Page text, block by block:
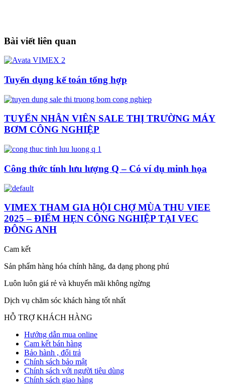
Bài viết liên quan
Tuyển dụng kế toán tổng hợp
TUYỂN NHÂN VIÊN SALE THỊ TRƯỜNG MÁY
BƠM CÔNG NGHIỆP
Công thức tính lưu lượng Q – Có ví dụ minh họa
VIMEX THAM GIA HỘI CHỢ MÙA THU VIEE
2025 – ĐIỂM HẸN CÔNG NGHIỆP TẠI VEC
ĐÔNG ANH
Cam kết
Sản phẩm hàng hóa chính hãng, đa dạng phong phú
Luôn luôn giá rẻ và khuyến mãi không ngừng
Dịch vụ chăm sóc khách hàng tốt nhất
HỖ TRỢ KHÁCH HÀNG
Hướng dẫn mua online
Cam kết bán hàng
Bảo hành , đổi trả
Chính sách bảo mật
Chính sách với người tiêu dùng
Chính sách giao hàng